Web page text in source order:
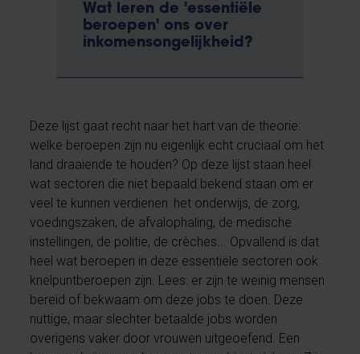
Wat leren de 'essentiële
beroepen' ons over
inkomensongelijkheid?
Deze lijst gaat recht naar het hart van de theorie:
welke beroepen zijn nu eigenlijk echt cruciaal om het
land draaiende te houden? Op deze lijst staan heel
wat sectoren die niet bepaald bekend staan om er
veel te kunnen verdienen: het onderwijs, de zorg,
voedingszaken, de afvalophaling, de medische
instellingen, de politie, de crèches... Opvallend is dat
heel wat beroepen in deze essentiële sectoren ook
knelpuntberoepen zijn. Lees: er zijn te weinig mensen
bereid of bekwaam om deze jobs te doen. Deze
nuttige, maar slechter betaalde jobs worden
overigens vaker door vrouwen uitgeoefend. Een